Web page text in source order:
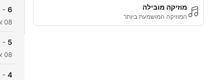
מוזיקה מובילה
המוזיקה המושמעת ביותר
6
-
08 אפר' 2024
5
-
08 אפר' 2024
4
-